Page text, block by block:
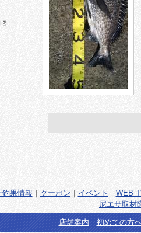
釣果情報 ｜ クーポン ｜ イベント ｜ WEB
尼エサ取材
店舗案内 ｜ 初めての方